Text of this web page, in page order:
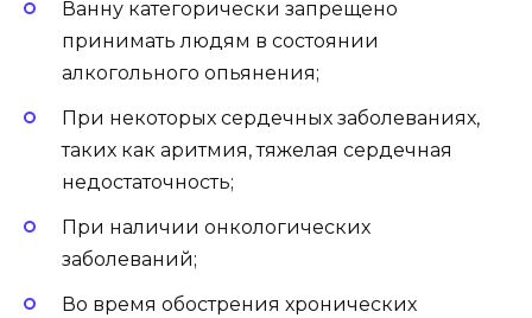
Ванну категорически запрещено
принимать людям в состоянии
алкогольного опьянения;
При некоторых сердечных заболеваниях,
таких как аритмия, тяжелая сердечная
недостаточность;
При наличии онкологических
заболеваний;
Во время обострения хронических